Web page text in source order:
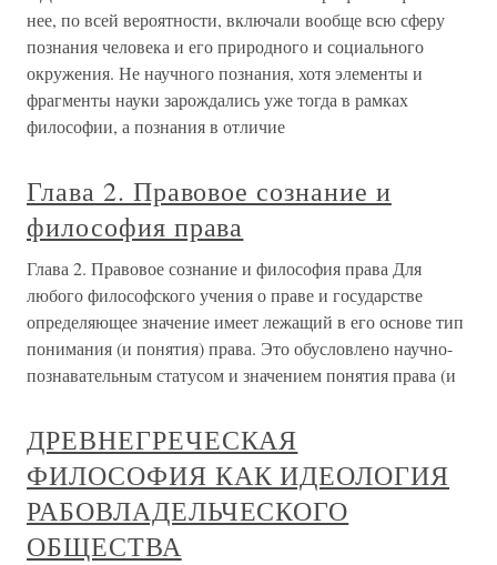
нее, по всей вероятности, включали вообще всю сферу
познания человека и его природного и социального
окружения. Не научного познания, хотя элементы и
фрагменты науки зарождались уже тогда в рамках
философии, а познания в отличие
Глава 2. Правовое сознание и
философия права
Глава 2. Правовое сознание и философия права Для
любого философского учения о праве и государстве
определяющее значение имеет лежащий в его основе тип
понимания (и понятия) права. Это обусловлено научно-
познавательным статусом и значением понятия права (и
ДРЕВНЕГРЕЧЕСКАЯ
ФИЛОСОФИЯ КАК ИДЕОЛОГИЯ
РАБОВЛАДЕЛЬЧЕСКОГО
ОБЩЕСТВА